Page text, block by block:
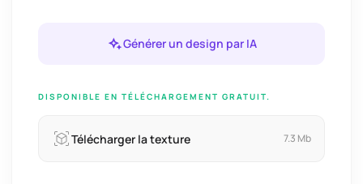
Générer un design par IA
DISPONIBLE EN TÉLÉCHARGEMENT GRATUIT.
Télécharger la texture 7.3 Mb